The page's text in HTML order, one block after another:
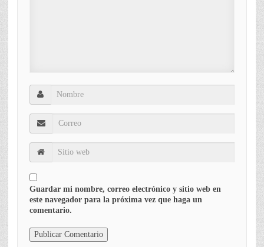
Guardar mi nombre, correo electrónico y sitio web en
este navegador para la próxima vez que haga un
comentario.